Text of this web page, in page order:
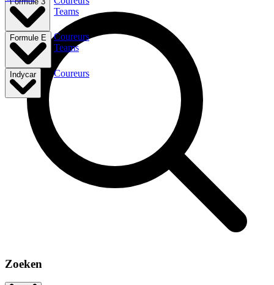
Teams
Formule E
Coureurs
Teams
Indycar Coureurs
Zoeken